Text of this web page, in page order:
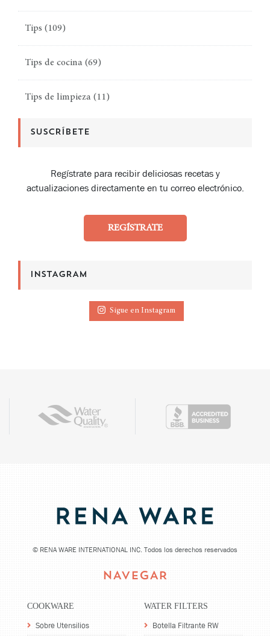
Tips (109)
Tips de cocina (69)
Tips de limpieza (11)
SUSCRÍBETE
Regístrate para recibir deliciosas recetas y
actualizaciones directamente en tu correo electrónico.
REGÍSTRATE
INSTAGRAM
Sigue en Instagram
© RENA WARE INTERNATIONAL INC. Todos los derechos reservados
NAVEGAR
COOKWARE
Sobre Utensilios
WATER FILTERS
Botella Filtrante RW